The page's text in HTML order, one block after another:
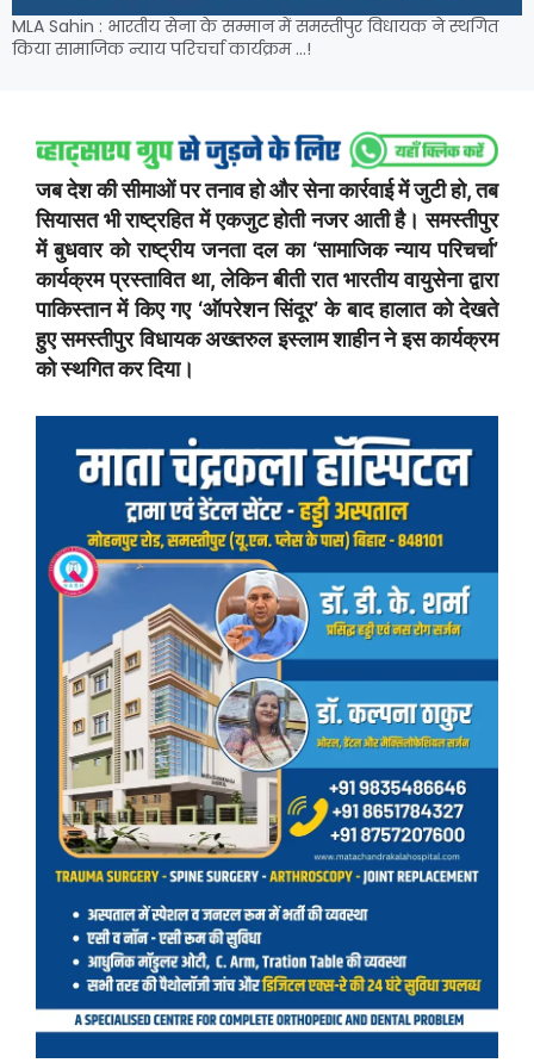
MLA Sahin : भारतीय सेना के सम्मान में समस्तीपुर विधायक ने स्थगित
किया सामाजिक न्याय परिचर्चा कार्यक्रम …!
जब देश की सीमाओं पर तनाव हो और सेना कार्रवाई में जुटी हो, तब
सियासत भी राष्ट्रहित में एकजुट होती नजर आती है। समस्तीपुर
में बुधवार को राष्ट्रीय जनता दल का ‘सामाजिक न्याय परिचर्चा’
कार्यक्रम प्रस्तावित था, लेकिन बीती रात भारतीय वायुसेना द्वारा
पाकिस्तान में किए गए ‘ऑपरेशन सिंदूर’ के बाद हालात को देखते
हुए समस्तीपुर विधायक अख्तरुल इस्लाम शाहीन ने इस कार्यक्रम
को स्थगित कर दिया।